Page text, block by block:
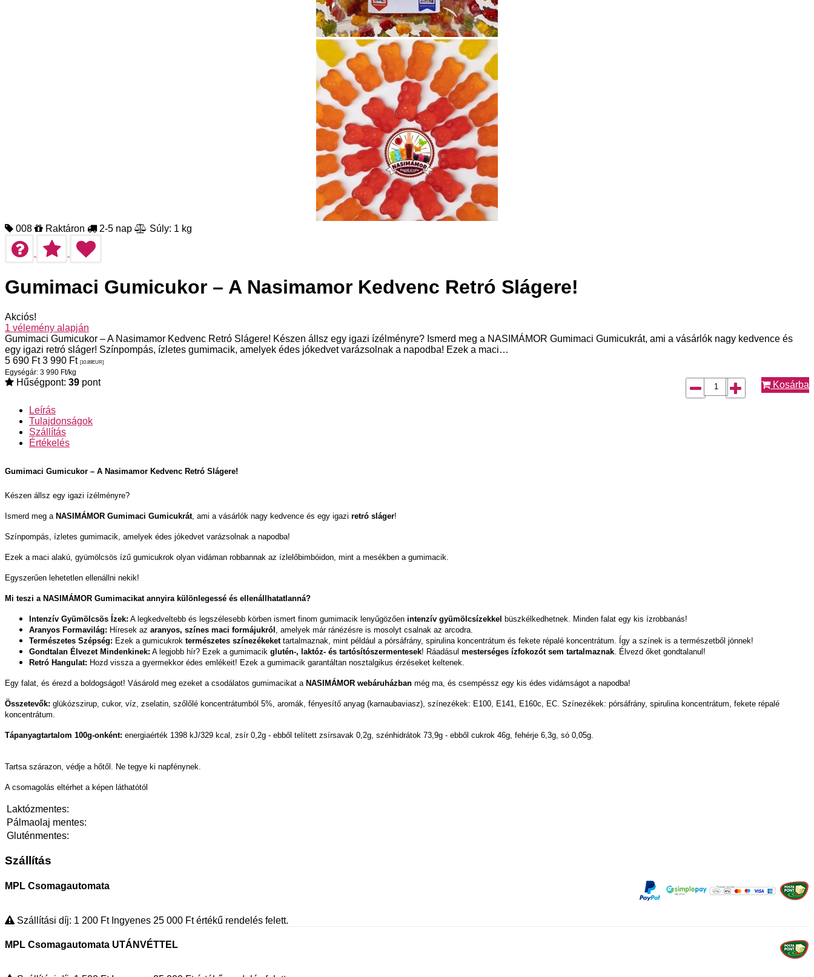
008 Raktáron 2-5 nap Súly: 1 kg
Gumimaci Gumicukor – A Nasimamor Kedvenc Retró Slágere!
Akciós!
1 vélemény alapján
Gumimaci Gumicukor – A Nasimamor Kedvenc Retró Slágere! Készen állsz egy igazi ízélményre? Ismerd meg a NASIMÁMOR Gumimaci Gumicukrát, ami a vásárlók nagy kedvence és
egy igazi retró sláger! Színpompás, ízletes gumimacik, amelyek édes jókedvet varázsolnak a napodba! Ezek a maci…
5 690 Ft 3 990 Ft [10.89EUR]
Egységár: 3 990 Ft/kg
Hűségpont: 39 pont Kosárba
Leírás
Tulajdonságok
Szállítás
Értékelés
Gumimaci Gumicukor – A Nasimamor Kedvenc Retró Slágere!
Készen állsz egy igazi ízélményre?
Ismerd meg a NASIMÁMOR Gumimaci Gumicukrát, ami a vásárlók nagy kedvence és egy igazi retró sláger!
Színpompás, ízletes gumimacik, amelyek édes jókedvet varázsolnak a napodba!
Ezek a maci alakú, gyümölcsös ízű gumicukrok olyan vidáman robbannak az ízlelőbimbóidon, mint a mesékben a gumimacik.
Egyszerűen lehetetlen ellenállni nekik!
Mi teszi a NASIMÁMOR Gumimacikat annyira különlegessé és ellenállhatatlanná?
Intenzív Gyümölcsös Ízek: A legkedveltebb és legszélesebb körben ismert finom gumimacik lenyűgözően intenzív gyümölcsízekkel büszkélkedhetnek. Minden falat egy kis ízrobbanás!
Aranyos Formavilág: Híresek az aranyos, színes maci formájukról , amelyek már ránézésre is mosolyt csalnak az arcodra.
Természetes Szépség: Ezek a gumicukrok természetes színezékekettartalmaznak, mint például a pórsáfrány, spirulina koncentrátum és fekete répalé koncentrátum. Így a színek is a természetből jönnek!
Gondtalan Élvezet Mindenkinek: A legjobb hír? Ezek a gumimacik glutén-, laktóz- és tartósítószermentesek! Ráadásul mesterséges ízfokozót sem tartalmaznak . Élvezd őket gondtalanul!
Retró Hangulat: Hozd vissza a gyermekkor édes emlékeit! Ezek a gumimacik garantáltan nosztalgikus érzéseket keltenek.
Egy falat, és érezd a boldogságot! Vásárold meg ezeket a csodálatos gumimacikat a NASIMÁMOR webáruházban még ma, és csempéssz egy kis édes vidámságot a napodba!
Összetevők: glükózszirup, cukor, víz, zselatin, szőlőlé koncentrátumból 5%, aromák, fényesítő anyag (karnaubaviasz), színezékek: E100, E141, E160c, EC. Színezékek: pórsáfrány, spirulina koncentrátum, fekete répalé
koncentrátum.
Tápanyagtartalom 100g-onként: energiaérték 1398 kJ/329 kcal, zsír 0,2g - ebből telített zsírsavak 0,2g, szénhidrátok 73,9g - ebből cukrok 46g, fehérje 6,3g, só 0,05g.
Tartsa szárazon, védje a hőtől. Ne tegye ki napfénynek.
A csomagolás eltérhet a képen láthatótól
Laktózmentes:
Pálmaolaj mentes:
Gluténmentes:
Szállítás
MPL Csomagautomata
Szállítási díj: 1 200 Ft Ingyenes 25 000 Ftértékű rendelés felett.
MPL Csomagautomata UTÁNVÉTTEL